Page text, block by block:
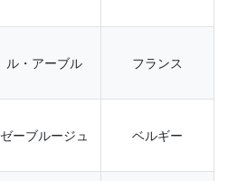
ル・アーブル
フランス
ゼーブルージュ
ベルギー